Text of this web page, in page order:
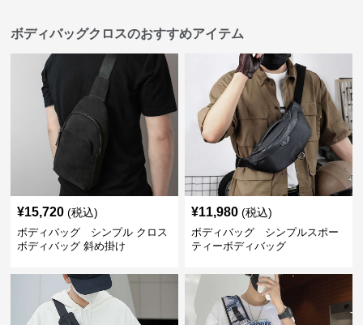
ボディバッグクロスのおすすめアイテム
¥15,720 (税込)
ボディバッグ シンプル クロス
ボディバッグ 斜め掛け
¥11,980 (税込)
ボディバッグ シンプルスポー
ティーボディバッグ